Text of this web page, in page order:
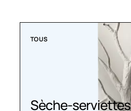
TOUS
Sèche-serviettes